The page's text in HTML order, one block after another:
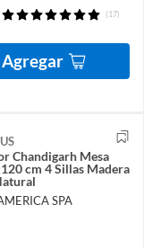
(17)
Agregar
Chandigarh Mesa
cm 4 Sillas Madera
SPA